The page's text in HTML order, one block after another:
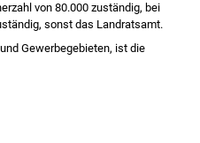
von 80.000 zuständig, bei
sonst das Landratsamt.
Gewerbegebieten, ist die